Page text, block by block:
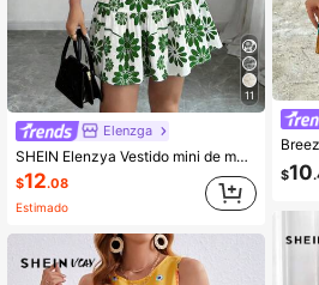
11
Elenzga
SHEIN Elenzya Vestido mini de mujer estilo bohemio francés elegante con estampado floral tejido, cuello redondo, sin mangas y lazo en la cintura, para temporada de graduación, atuendo de vacaciones, atuendo de verano, primavera/verano
$12.08
Estimado
$10